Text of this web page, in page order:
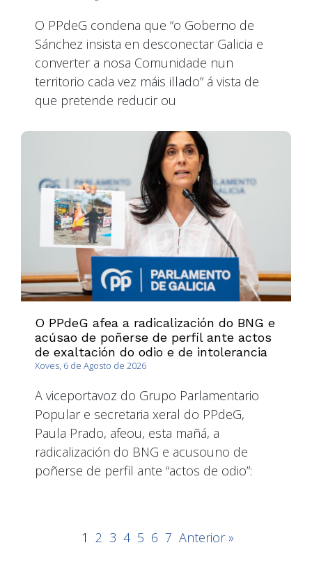
O PPdeG condena que “o Goberno de
Sánchez insista en desconectar Galicia e
converter a nosa Comunidade nun
territorio cada vez máis illado” á vista de
que pretende reducir ou
O PPdeG afea a radicalización do BNG e
acúsao de poñerse de perfil ante actos
de exaltación do odio e de intolerancia
Xoves, 6 de Agosto de 2026
A viceportavoz do Grupo Parlamentario
Popular e secretaria xeral do PPdeG,
Paula Prado, afeou, esta mañá, a
radicalización do BNG e acusouno de
poñerse de perfil ante “actos de odio”:
1 2 3 4 5 6 7 Anterior »